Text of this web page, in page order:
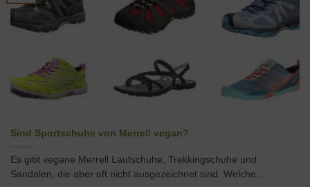
Sind Sportschuhe von Merrell vegan?
Es gibt vegane Merrell Laufschuhe, Trekkingschuhe und
Sandalen, die aber oft nicht ausgezeichnet sind. Welche...